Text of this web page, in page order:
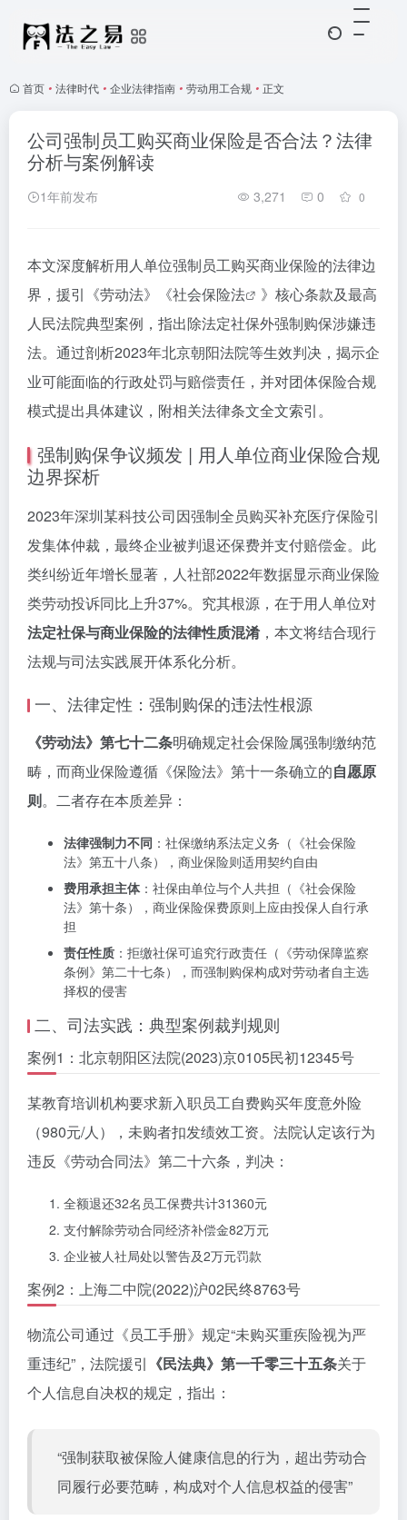
首页 • 法律时代 • 企业法律指南 • 劳动用工合规 • 正文
公司强制员工购买商业保险是否合法？法律
分析与案例解读
1年前发布 3,271 0 0
本文深度解析用人单位强制员工购买商业保险的法律边
界，援引《劳动法》《社会保险法
》核心条款及最高
人民法院典型案例，指出除法定社保外强制购保涉嫌违
法。通过剖析2023年北京朝阳法院等生效判决，揭示企
业可能面临的行政处罚与赔偿责任，并对团体保险合规
模式提出具体建议，附相关法律条文全文索引。
强制购保争议频发 | 用人单位商业保险合规
边界探析
2023年深圳某科技公司因强制全员购买补充医疗保险引
发集体仲裁，最终企业被判退还保费并支付赔偿金。此
类纠纷近年增长显著，人社部2022年数据显示商业保险
类劳动投诉同比上升37%。究其根源，在于用人单位对
法定社保与商业保险的法律性质混淆 ，本文将结合现行
法规与司法实践展开体系化分析。
一、法律定性：强制购保的违法性根源
《劳动法》第七十二条明确规定社会保险属强制缴纳范
畴，而商业保险遵循《保险法》第十一条确立的自愿原
则。二者存在本质差异：
法律强制力不同 ：社保缴纳系法定义务（《社会保险
法》第五十八条），商业保险则适用契约自由
费用承担主体：社保由单位与个人共担（《社会保险
法》第十条），商业保险保费原则上应由投保人自行承
担
责任性质 ：拒缴社保可追究行政责任（《劳动保障监察
条例》第二十七条），而强制购保构成对劳动者自主选
择权的侵害
二、司法实践：典型案例裁判规则
案例1：北京朝阳区法院(2023)京0105民初12345号
某教育培训机构要求新入职员工自费购买年度意外险
（980元/人），未购者扣发绩效工资。法院认定该行为
违反《劳动合同法》第二十六条，判决：
全额退还32名员工保费共计31360元
支付解除劳动合同经济补偿金82万元
企业被人社局处以警告及2万元罚款
案例2：上海二中院(2022)沪02民终8763号
物流公司通过《员工手册》规定“未购买重疾险视为严
重违纪”，法院援引 《民法典》第一千零三十五条关于
个人信息自决权的规定，指出：
“强制获取被保险人健康信息的行为，超出劳动合
同履行必要范畴，构成对个人信息权益的侵害”